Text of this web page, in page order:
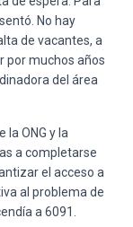
No hay
de vacantes, a
por muchos años
del área
la ONG y la
a completarse
el acceso a
al problema de
a 6091.